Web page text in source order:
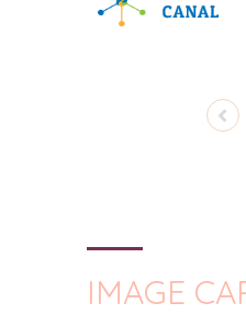
IMAGE